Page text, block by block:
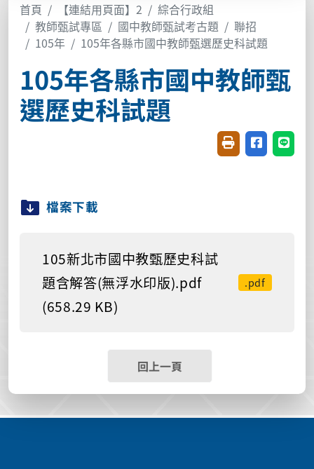
首頁 【連結用頁面】2
綜合行政組
教師甄試專區
國中教師甄試考古題
聯招
105年
105年各縣市國中教師甄選歷史科試題
105年各縣市國中教師甄
選歷史科試題
友善列印(開新視
分享至臉書
分享
檔案下載
105新北市國中教甄歷史科試
題含解答(無浮水印版).pdf
(658.29 KB)
.pdf
回上一頁